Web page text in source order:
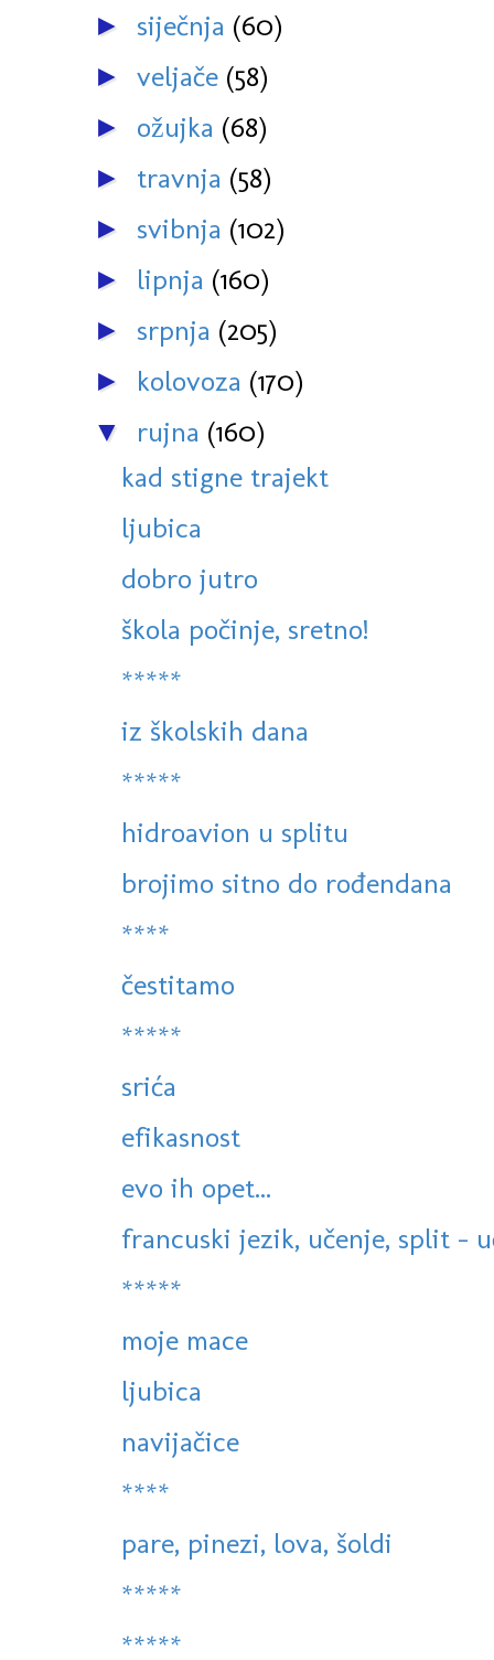
► siječnja (60)
► veljače (58)
► ožujka (68)
► travnja (58)
► svibnja (102)
► lipnja (160)
► srpnja (205)
► kolovoza (170)
▼ rujna (160)
kad stigne trajekt
ljubica
dobro jutro
škola počinje, sretno!
*****
iz školskih dana
*****
hidroavion u splitu
brojimo sitno do rođendana
****
čestitamo
*****
srića
efikasnost
evo ih opet...
francuski jezik, učenje, split -
*****
moje mace
ljubica
navijačice
****
pare, pinezi, lova, šoldi
*****
*****